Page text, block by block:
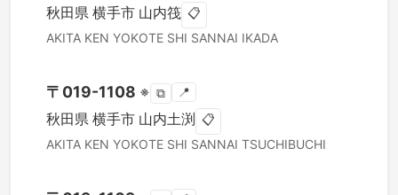
秋田県 横手市 山内筏 📋
AKITA KEN YOKOTE SHI SANNAI IKADA
〒 019-1108 ※ ⧉ 📍
秋田県 横手市 山内土渕 📋
AKITA KEN YOKOTE SHI SANNAI TSUCHIBUCHI